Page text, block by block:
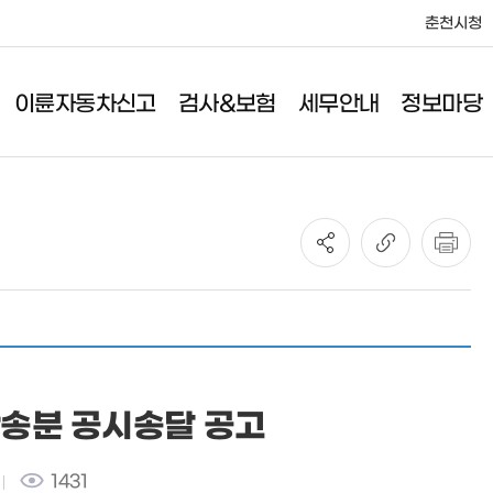
춘천시청
이륜자동차신고 검사&보험 세무안내
취등록세/공채매입비율
정보마당
사업소소식
공고
분 공시송달 공고
1431